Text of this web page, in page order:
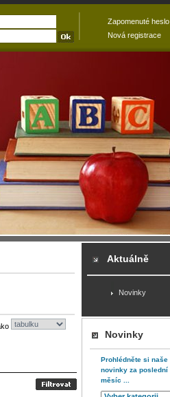
Aktuálně
Novinky
Novinky
Prohlédněte si naše
novinky za poslední
měsíc ...
Zapomenuté heslo
Nová registrace